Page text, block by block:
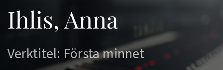
Ihlis, Anna
Verktitel: Första minnet